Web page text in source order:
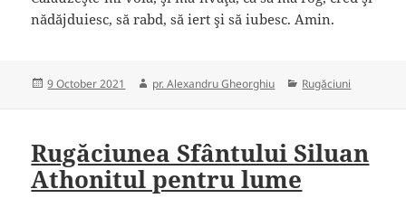
nădăjduiesc, să rabd, să iert şi să iubesc. Amin.
Posted
9 October 2021 Author
pr. Alexandru Gheorghiu Categories
Rugăciuni
Rugăciunea Sfântului Siluan
Athonitul pentru lume